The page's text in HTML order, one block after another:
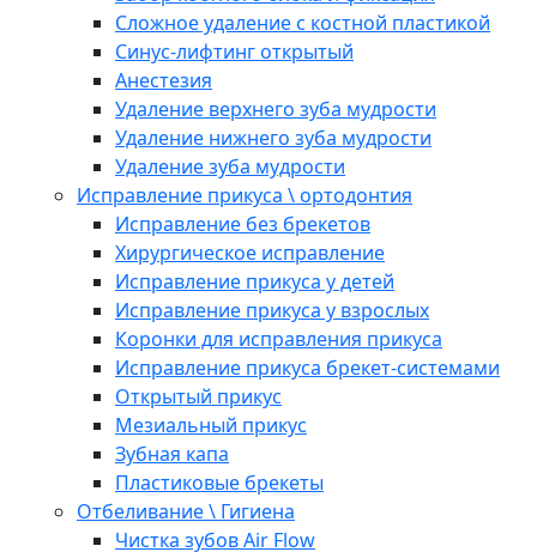
Сложное удаление с костной пластикой
Синус-лифтинг открытый
Анестезия
Удаление верхнего зуба мудрости
Удаление нижнего зуба мудрости
Удаление зуба мудрости
Исправление прикуса \ ортодонтия
Исправление без брекетов
Хирургическое исправление
Исправление прикуса у детей
Исправление прикуса у взрослых
Коронки для исправления прикуса
Исправление прикуса брекет-системами
Открытый прикус
Мезиальный прикус
Зубная капа
Пластиковые брекеты
Отбеливание \ Гигиена
Чистка зубов Air Flow